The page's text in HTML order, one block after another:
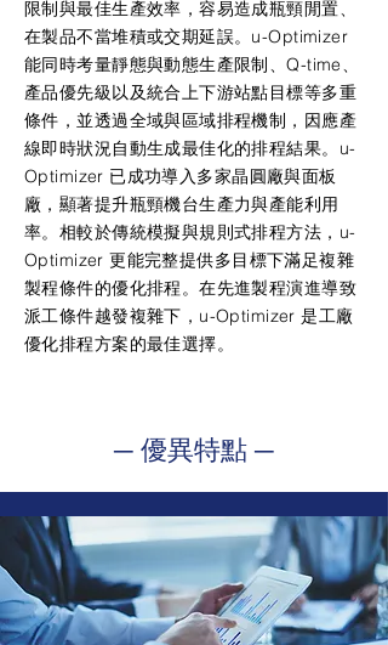
限制與最佳生產效率，容易造成瓶頸閒置、
在製品不當堆積或交期延誤。u-Optimizer
能同時考量靜態與動態生產限制、Q-time、
產品優先級以及統合上下游站點目標等多重
條件，並透過全域與區域排程機制，因應產
線即時狀況自動生成最佳化的排程結果。u-
Optimizer 已成功導入多家晶圓廠與面板
廠，顯著提升瓶頸機台生產力與產能利用
率。相較於傳統模擬與規則式排程方法，u-
Optimizer 更能完整提供多目標下滿足複雜
製程條件的優化排程。在先進製程演進導致
派工條件越發複雜下，u-Optimizer 是工廠
優化排程方案的最佳選擇。
─ 優異特點 ─